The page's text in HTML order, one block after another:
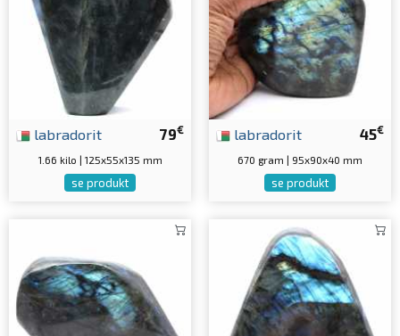
79€
labradorit
1.66 kilo | 125x55x135 mm
se produkt
45€
labradorit
670 gram | 95x90x40 mm
se produkt